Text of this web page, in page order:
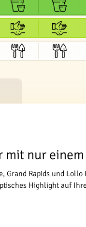
nur
Grand Rapids und
Highlight auf